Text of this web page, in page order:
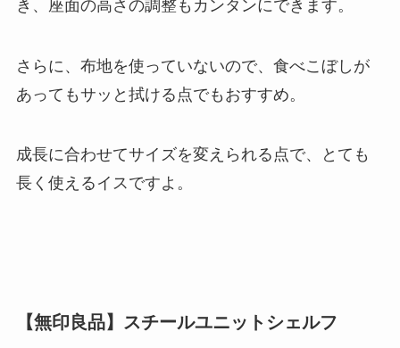
き、座面の高さの調整もカンタンにできます。
さらに、布地を使っていないので、食べこぼしが
あってもサッと拭ける点でもおすすめ。
成長に合わせてサイズを変えられる点で、とても
長く使えるイスですよ。
【無印良品】スチールユニットシェルフ